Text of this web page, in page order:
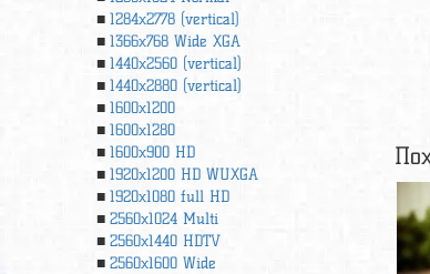
1284x2778 (vertical)
1366х768 Wide XGA
1440x2560 (vertical)
1440x2880 (vertical)
1600x1200
1600x1280
1600x900 HD
1920x1200 HD WUXGA
1920х1080 full HD
2560x1024 Multi
2560x1440 HDTV
2560x1600 Wide